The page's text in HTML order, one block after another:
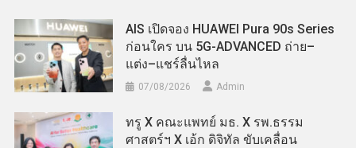
AIS เปิดจอง HUAWEI Pura 90s Series
ก่อนใคร บน 5G-ADVANCED ถ่าย–
แต่ง–แชร์ลื่นไหล
07/08/2026 Admin
ทรู X คณะแพทย์ มธ. X รพ.ธรรม
ศาสตร์ฯ X เอ้ก ดิจิทัล ขับเคลื่อน